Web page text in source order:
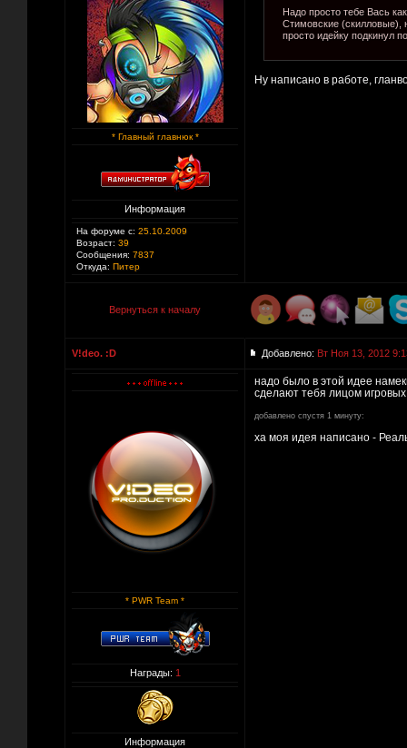
* Главный главнюк *
Информация
На форуме с: 25.10.2009
Возраст: 39
Сообщения: 7837
Откуда: Питер
Надо просто тебе Вась
Стимовские (скилловые),
просто идейку подкинул
Ну написано в работе,
Вернуться к началу
V!deo. :D Добавлено: Вт Ноя 13, 2012
* PWR Team *
Награды: 1
Информация
надо было в этой идее
сделают тебя лицом
добавлено спустя 1 минуту:
ха моя идея написано -